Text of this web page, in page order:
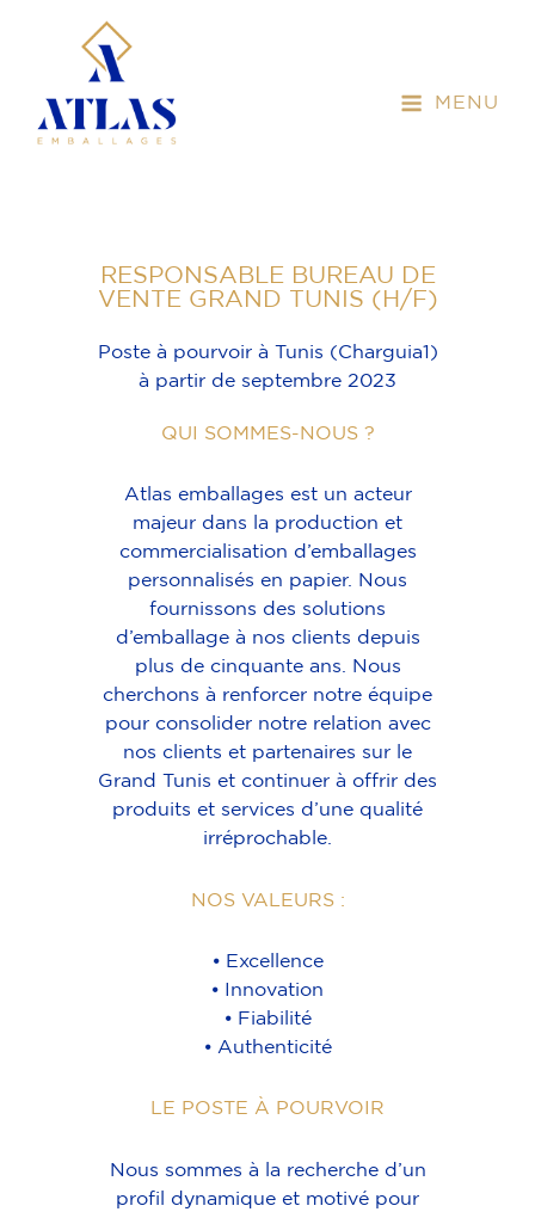
MENU
RESPONSABLE BUREAU DE
VENTE GRAND TUNIS (H/F)
Poste à pourvoir à Tunis (Charguia1)
à partir de septembre 2023
QUI SOMMES-NOUS ?
Atlas emballages est un acteur
majeur dans la production et
commercialisation d’emballages
personnalisés en papier. Nous
fournissons des solutions
d’emballage à nos clients depuis
plus de cinquante ans. Nous
cherchons à renforcer notre équipe
pour consolider notre relation avec
nos clients et partenaires sur le
Grand Tunis et continuer à offrir des
produits et services d’une qualité
irréprochable.
NOS VALEURS :
⦁ Excellence
⦁ Innovation
⦁ Fiabilité
⦁ Authenticité
LE POSTE À POURVOIR
Nous sommes à la recherche d’un
profil dynamique et motivé pour